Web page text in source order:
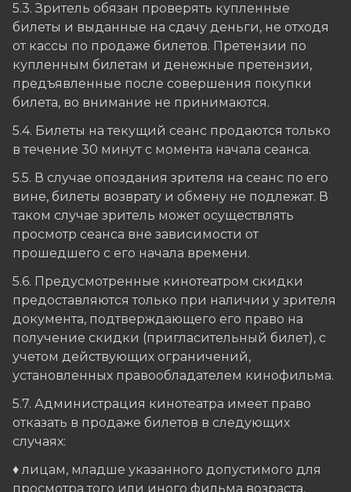
5.3. Зритель обязан проверять купленные
билеты и выданные на сдачу деньги, не отходя
от кассы по продаже билетов. Претензии по
купленным билетам и денежные претензии,
предъявленные после совершения покупки
билета, во внимание не принимаются.
5.4. Билеты на текущий сеанс продаются только
в течение 30 минут с момента начала сеанса.
5.5. В случае опоздания зрителя на сеанс по его
вине, билеты возврату и обмену не подлежат. В
таком случае зритель может осуществлять
просмотр сеанса вне зависимости от
прошедшего с его начала времени.
5.6. Предусмотренные кинотеатром скидки
предоставляются только при наличии у зрителя
документа, подтверждающего его право на
получение скидки (пригласительный билет), с
учетом действующих ограничений,
установленных правообладателем кинофильма.
5.7. Администрация кинотеатра имеет право
отказать в продаже билетов в следующих
случаях:
♦ лицам, младше указанного допустимого для
просмотра того или иного фильма возраста,